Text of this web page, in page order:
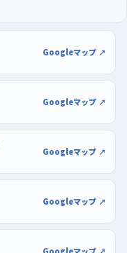
Googleマップ ↗
Googleマップ ↗
Googleマップ ↗
Googleマップ ↗
Googleマップ ↗